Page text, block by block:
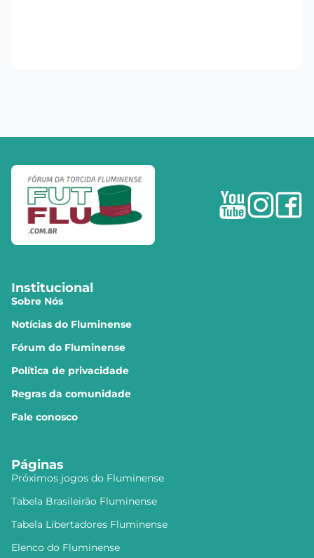
Institucional
Sobre Nós
Notícias do Fluminense
Fórum do Fluminense
Política de privacidade
Regras da comunidade
Fale conosco
Páginas
Próximos jogos do Fluminense
Tabela Brasileirão Fluminense
Tabela Libertadores Fluminense
Elenco do Fluminense